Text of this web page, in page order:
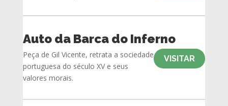
Auto da Barca do Inferno
VISITAR
Peça de Gil Vicente, retrata a sociedade
portuguesa do século XV e seus
valores morais.